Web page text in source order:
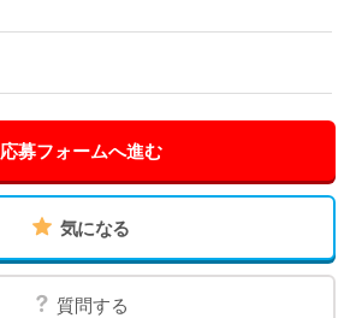
応募フォームへ進む
気になる
質問する